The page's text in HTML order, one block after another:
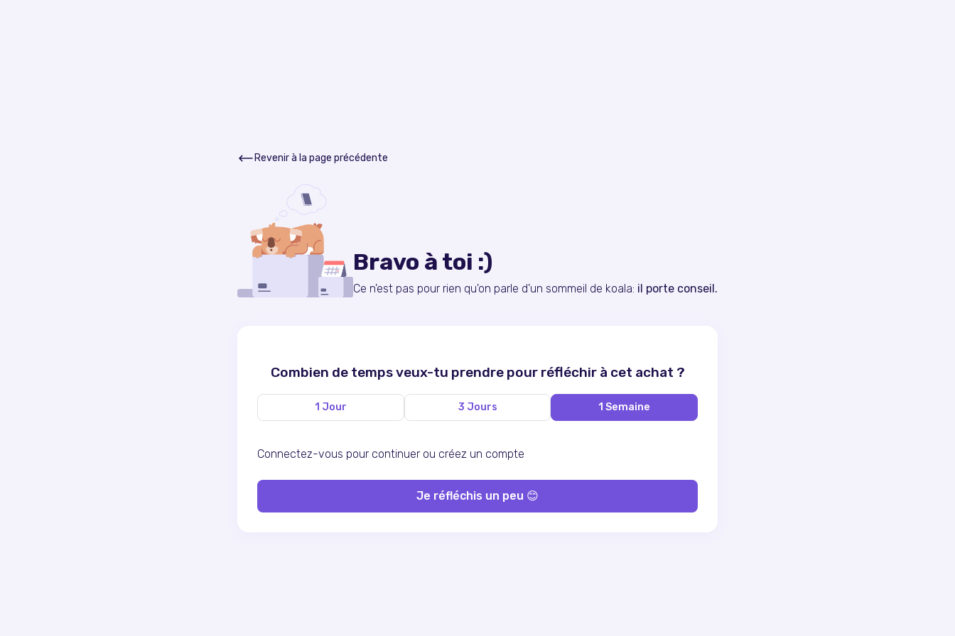
Revenir à la page précédente
Bravo à toi :)
Ce n'est pas pour rien qu'on parle d'un sommeil de koala: il porte conseil.
Combien de temps veux-tu prendre pour réfléchir à cet achat ?
1 Jour 3 Jours 1 Semaine
Connectez-vous pour continuer ou créez un compte
Je réfléchis un peu 😊